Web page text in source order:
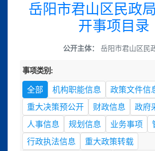
岳阳市君山区民政
开事项目录
公开主体： 岳阳市君山区民
事项类别:
全部 机构职能信息
政策文件信
重大决策预公开
财政信息
政府
人事信息
规划信息 业务事项
行政执法信息
重大政策转载